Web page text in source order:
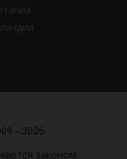
- 2026
законом.